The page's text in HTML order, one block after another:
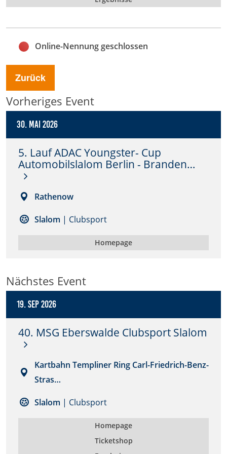
Online-Nennung geschlossen
Zurück
Vorheriges Event
30. Mai 2026
5. Lauf ADAC Youngster- Cup
Automobilslalom Berlin - Branden…
Rathenow
Slalom | Clubsport
Homepage
Nächstes Event
19. Sep 2026
40. MSG Eberswalde Clubsport Slalom
Kartbahn Templiner Ring Carl-Friedrich-Benz-
Stras…
Slalom | Clubsport
Homepage
Ticketshop
DMSB
Dieser Cookie speichert Informationen zu
verwendeten Hintergrundbildern der Website.
Cookie Laufzeit:
24 Stunden
Cookie Consent
Name:
cookie_consent
Anbieter:
Dieser Cookie speichert die gewählten Cookie-
Cookie Laufzeit:
12 Monate
Statistiken
Cookies, die der Sammlung von Informationen und
Nutzungsstatistik dienen, ohne dass einzelne
Besucher persönlich identifiziert werden können.
Google Analytics